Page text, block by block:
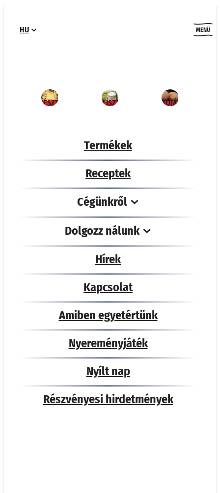
tartalomhoz
HU MENÜ
TÉSZTA LISZT TOJÁS
Termékek
Receptek
Cégünkről
Dolgozz nálunk
Hírek
Kapcsolat
Amiben egyetértünk
Nyereményjáték
Nyílt nap
Részvényesi hirdetmények